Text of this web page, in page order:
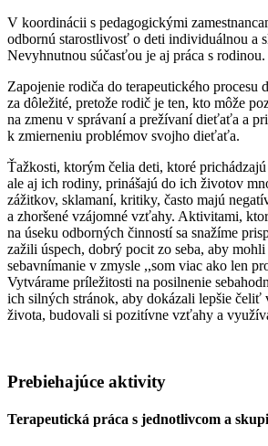
V koordinácii s pedagogickými
odbornú starostlivosť o deti individuálnou a
Nevyhnutnou súčasťou je aj práca s rodinou.
Zapojenie rodiča do terapeutického procesu
za dôležité, pretože rodič je ten, kto môže
na zmenu v správaní a prežívaní
k zmierneniu problémov svojho dieťaťa.
Ťažkosti, ktorým čelia deti, ktoré prichádzajú
ale aj ich rodiny, prinášajú do ich životov
zážitkov, sklamaní, kritiky, často majú
a zhoršené vzájomné vzťahy. Aktivitami,
na úseku odborných činností sa snažíme
zažili úspech, dobrý pocit zo seba, aby
sebavnímanie v zmysle ,,som viac ako len
Vytvárame príležitosti na posilnenie
ich silných stránok, aby dokázali lepšie čeliť
života, budovali si pozitívne vzťahy a
Prebiehajúce aktivity
Terapeutická práca s jednotlivcom a